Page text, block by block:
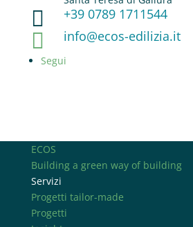
 +39 0789 1711544
 info@ecos-edilizia.it
Segui
ECOS
Building a green way of building
Servizi
Progetti tailor-made
Progetti